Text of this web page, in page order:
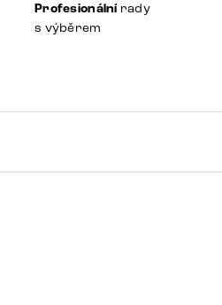
Profesionálnírady
s výběrem